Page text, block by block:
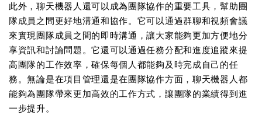
此外，聊天機器人還可以成為團隊協作的重要工具，幫助團
隊成員之間更好地溝通和協作。它可以通過群聊和視頻會議
來實現團隊成員之間的即時溝通，讓大家能夠更加方便地分
享資訊和討論問題。它還可以通過任務分配和進度追蹤來提
高團隊的工作效率，確保每個人都能夠及時完成自己的任
務。無論是在項目管理還是在團隊協作方面，聊天機器人都
能夠為團隊帶來更加高效的工作方式，讓團隊的業績得到進
一步提升。